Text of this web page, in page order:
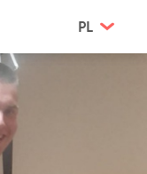
PL